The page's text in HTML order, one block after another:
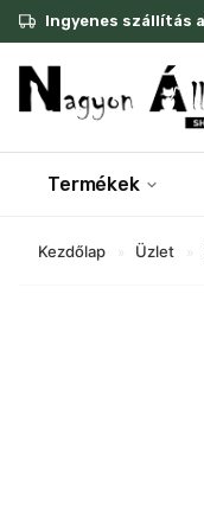
Skip
to
content
Ingyenes szállítás
Termékek
Kezdőlap Üzlet